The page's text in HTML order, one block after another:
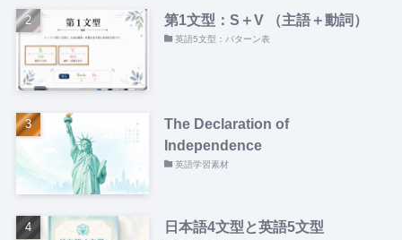
第1文型：S＋V （主語＋動詞）
英語5文型：パターン表
The Declaration of
Independence
英語学習素材
日本語4文型と英語5文型